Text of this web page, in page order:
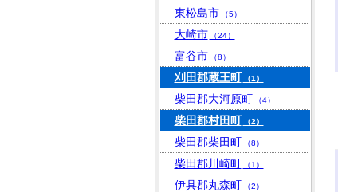
東松島市 （5）
大崎市 （24）
富谷市 （8）
刈田郡蔵王町 （1）
柴田郡大河原町 （4）
柴田郡村田町 （2）
柴田郡柴田町 （8）
柴田郡川崎町 （1）
伊具郡丸森町 （2）